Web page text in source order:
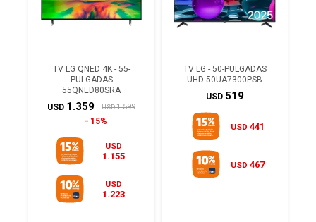
TV LG QNED 4K - 55-
PULGADAS
55QNED80SRA
USD 1.359 USD 1.599
15%
USD
1.155
USD
1.223
TV LG - 50-PULGADAS
UHD 50UA7300PSB
USD 519
USD 441
USD 467